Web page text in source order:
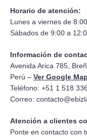
Horario de atención:
Lunes a viernes de
Sábados de 9:00 a
Información de
Avenida Arica 785,
Perú – Ver Google
Teléfono: +51 1 518
Correo:
Atención a clientes
Ponte en contacto con